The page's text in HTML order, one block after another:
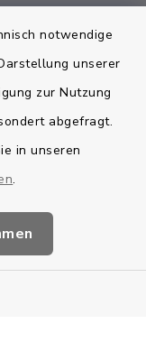
notwendige
unserer
zur Nutzung
abgefragt.
in unseren
.